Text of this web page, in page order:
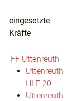
eingesetzte
Kräfte
FF Uttenreuth
Uttenreuth
HLF 20
Uttenreuth